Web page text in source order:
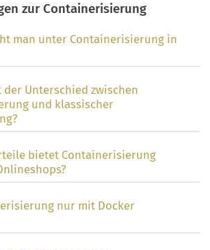
zur Containerisierung
man unter Containerisierung in
Unterschied zwischen
und klassischer
bietet Containerisierung
nur mit Docker